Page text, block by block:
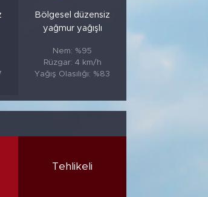
Bölgesel düzensiz
yağmur yağışlı
Nem: %95
Rüzgar: 4 km/h
Yağış Olasılığı: %83
Tehlikeli